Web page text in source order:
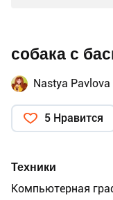
собака с
Nastya Pavlova
5 Нравится
Техники
Компьютерная